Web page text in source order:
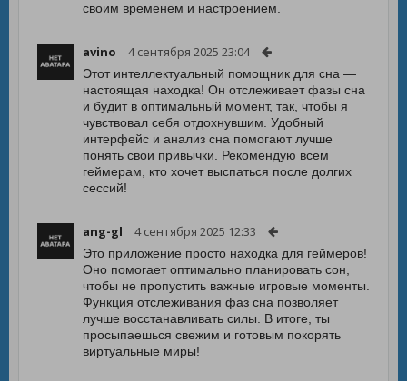
своим временем и настроением.
avino 4 сентября 2025 23:04
Этот интеллектуальный помощник для сна —
настоящая находка! Он отслеживает фазы сна
и будит в оптимальный момент, так, чтобы я
чувствовал себя отдохнувшим. Удобный
интерфейс и анализ сна помогают лучше
понять свои привычки. Рекомендую всем
геймерам, кто хочет выспаться после долгих
сессий!
ang-gl 4 сентября 2025 12:33
Это приложение просто находка для геймеров!
Оно помогает оптимально планировать сон,
чтобы не пропустить важные игровые моменты.
Функция отслеживания фаз сна позволяет
лучше восстанавливать силы. В итоге, ты
просыпаешься свежим и готовым покорять
виртуальные миры!